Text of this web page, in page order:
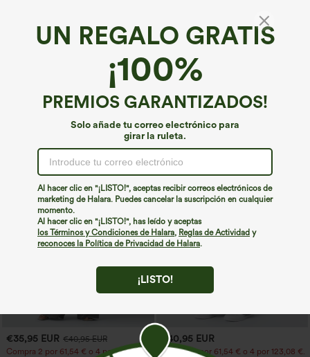
UN REGALO GRATIS
¡100%
PREMIOS GARANTIZADOS!
Solo añade tu correo electrónico para
girar la ruleta.
Al hacer clic en "¡LISTO!", aceptas recibir correos electrónicos de
marketing de Halara. Puedes cancelar la suscripción en cualquier
momento.
Al hacer clic en "¡LISTO!", has leído y aceptas
los Términos y Condiciones de Halara, Reglas de Actividad y
reconoces la Política de Privacidad de Halara.
¡LISTO!
Everyday Softlyzero™ Plush Vestido
acampanado -Wannabe -Easy Peezy
+29
Compra 2 y obtén un 10% de descuento
| Compra 3 y obtén un 20% de
descuento
Pantalones cortos de yoga 2 en 1 con
bolsillo trasero de talle muy alto y
de longitud más larga
€35,95 EUR €40,95 EUR
Compra 2 por 61,54 € o 4 por 123,08 €.
€40,95 EUR
Compra 2 por 61,54 € o 4 por 123,08 €.